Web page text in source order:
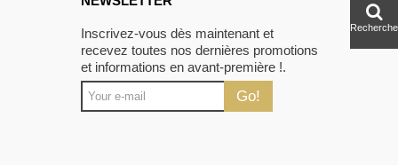
Inscrivez-vous dès maintenant et
recevez toutes nos dernières promotions
et informations en avant-première !.
Go!